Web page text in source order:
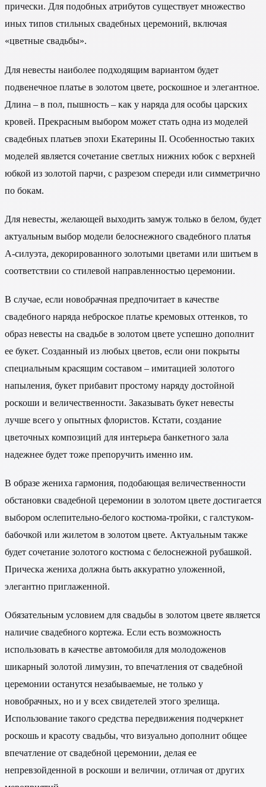
прически. Для подобных атрибутов существует множество
иных типов стильных свадебных церемоний, включая
«цветные свадьбы».
Для невесты наиболее подходящим вариантом будет
подвенечное платье в золотом цвете, роскошное и элегантное.
Длина – в пол, пышность – как у наряда для особы царских
кровей. Прекрасным выбором может стать одна из моделей
свадебных платьев эпохи Екатерины II. Особенностью таких
моделей является сочетание светлых нижних юбок с верхней
юбкой из золотой парчи, с разрезом спереди или симметрично
по бокам.
Для невесты, желающей выходить замуж только в белом, будет
актуальным выбор модели белоснежного свадебного платья
А-силуэта, декорированного золотыми цветами или шитьем в
соответствии со стилевой направленностью церемонии.
В случае, если новобрачная предпочитает в качестве
свадебного наряда неброское платье кремовых оттенков, то
образ невесты на свадьбе в золотом цвете успешно дополнит
ее букет. Созданный из любых цветов, если они покрыты
специальным красящим составом – имитацией золотого
напыления, букет прибавит простому наряду достойной
роскоши и величественности. Заказывать букет невесты
лучше всего у опытных флористов. Кстати, создание
цветочных композиций для интерьера банкетного зала
надежнее будет тоже препоручить именно им.
В образе жениха гармония, подобающая величественности
обстановки свадебной церемонии в золотом цвете достигается
выбором ослепительно-белого костюма-тройки, с галстуком-
бабочкой или жилетом в золотом цвете. Актуальным также
будет сочетание золотого костюма с белоснежной рубашкой.
Прическа жениха должна быть аккуратно уложенной,
элегантно приглаженной.
Обязательным условием для свадьбы в золотом цвете является
наличие свадебного кортежа. Если есть возможность
использовать в качестве автомобиля для молодоженов
шикарный золотой лимузин, то впечатления от свадебной
церемонии останутся незабываемые, не только у
новобрачных, но и у всех свидетелей этого зрелища.
Использование такого средства передвижения подчеркнет
роскошь и красоту свадьбы, что визуально дополнит общее
впечатление от свадебной церемонии, делая ее
непревзойденной в роскоши и величии, отличая от других